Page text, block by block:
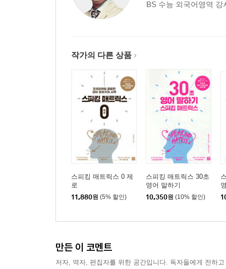
BS 수능 외국어영역 강
작가의 다른 상품
스피킹 매트릭스 0 제
로
11,880원 (5% 할인)
스피킹 매트릭스 30초
영어 말하기
10,350원 (10% 할인)
만든 이 코멘트
저자, 역자, 편집자를 위한 공간입니다. 독자들에게 전하